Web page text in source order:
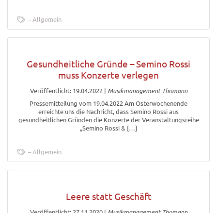
Allgemein
Gesundheitliche Gründe – Semino Rossi
muss Konzerte verlegen
Veröffentlicht: 19.04.2022 | Musikmanagement Thomann
Pressemitteilung vom 19.04.2022 Am Osterwochenende
erreichte uns die Nachricht, dass Semino Rossi aus
gesundheitlichen Gründen die Konzerte der Veranstaltungsreihe
„Semino Rossi & […]
Allgemein
Leere statt Geschäft